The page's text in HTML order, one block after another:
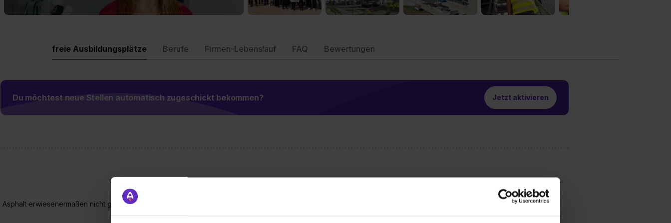
freie Ausbildungsplätze Berufe Firmen-Lebenslauf FAQ Bewertungen
Du möchtest neue Stellen automatisch zugeschickt bekommen? Jetzt aktivieren
Asphalt erwiesenermaßen nicht gesundheitschädlich ist – und damit sogar Trinkwasserspeicher abgedichtet
werden?